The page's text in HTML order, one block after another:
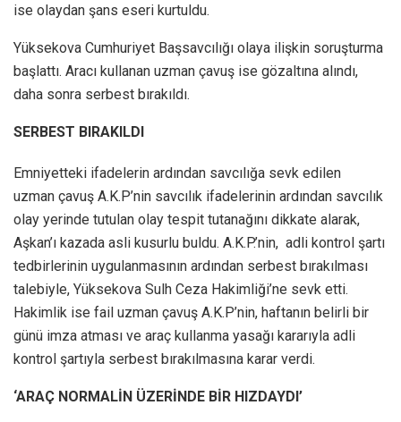
ise olaydan şans eseri kurtuldu.
Yüksekova Cumhuriyet Başsavcılığı olaya ilişkin soruşturma
başlattı. Aracı kullanan uzman çavuş ise gözaltına alındı,
daha sonra serbest bırakıldı.
SERBEST BIRAKILDI
Emniyetteki ifadelerin ardından savcılığa sevk edilen
uzman çavuş A.K.P’nin savcılık ifadelerinin ardından savcılık
olay yerinde tutulan olay tespit tutanağını dikkate alarak,
Aşkan’ı kazada asli kusurlu buldu. A.K.P.’nin, adli kontrol şartı
tedbirlerinin uygulanmasının ardından serbest bırakılması
talebiyle, Yüksekova Sulh Ceza Hakimliği’ne sevk etti.
Hakimlik ise fail uzman çavuş A.K.P’nin, haftanın belirli bir
günü imza atması ve araç kullanma yasağı kararıyla adli
kontrol şartıyla serbest bırakılmasına karar verdi.
‘ARAÇ NORMALİN ÜZERİNDE BİR HIZDAYDI’